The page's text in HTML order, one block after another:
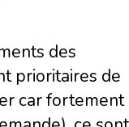
des
prioritaires de
car fortement